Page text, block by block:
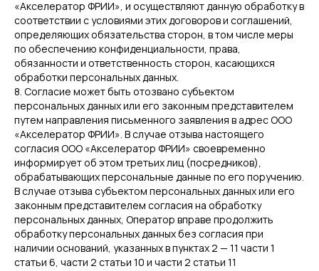
«Акселератор ФРИИ», и осуществляют данную обработку в
соответствии с условиями этих договоров и соглашений,
определяющих обязательства сторон, в том числе меры
по обеспечению конфиденциальности, права,
обязанности и ответственность сторон, касающихся
обработки персональных данных.
8. Согласие может быть отозвано субъектом
персональных данных или его законным представителем
путем направления письменного заявления в адрес ООО
«Акселератор ФРИИ». В случае отзыва настоящего
согласия ООО «Акселератор ФРИИ» своевременно
информирует об этом третьих лиц (посредников),
обрабатывающих персональные данные по его поручению.
В случае отзыва субъектом персональных данных или его
законным представителем согласия на обработку
персональных данных, Оператор вправе продолжить
обработку персональных данных без согласия при
наличии оснований, указанных в пунктах 2 — 11 части 1
статьи 6, части 2 статьи 10 и части 2 статьи 11